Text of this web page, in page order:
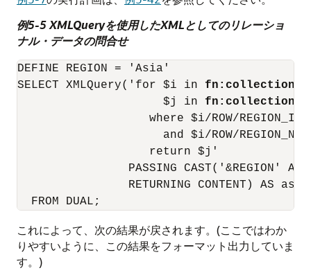
例5-5 XMLQueryを使用したXMLとしてのリレーショ
ナル・データの問合せ
DEFINE REGION = 'Asia'
SELECT XMLQuery('for $i in
                     $j in
where $i/ROW/REGION_ID
and $i/ROW/
                   return $j'
PASSING CAST('&REGION' AS
RETURNING CONTENT) AS
これによって、次の結果が戻されます。(ここではわか
りやすいように、この結果をフォーマット出力していま
す。)